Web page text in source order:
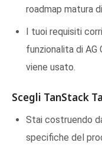
roadmap matura
I tuoi requisiti
funzionalita di AG
viene usato.
Scegli TanStack
Stai costruendo
specifiche del